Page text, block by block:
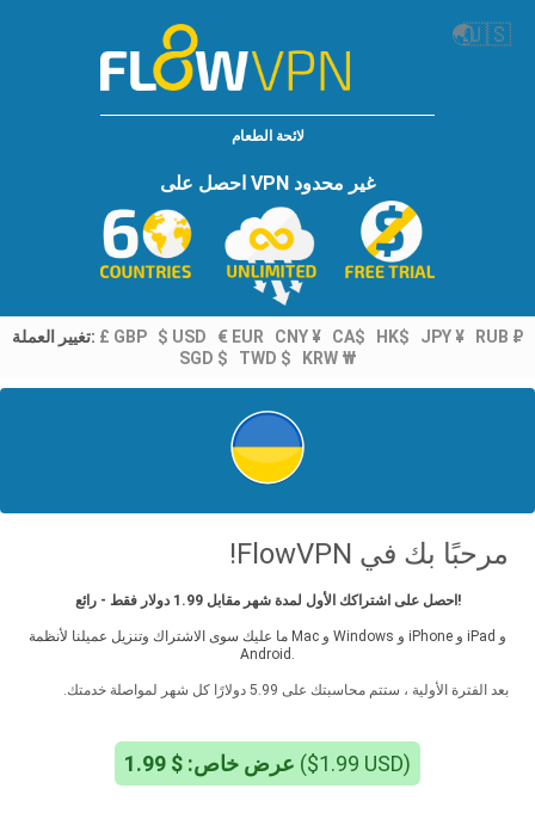
🌏🇺🇸
لائحة الطعام
احصل على VPN غير محدود
تغيير العملة: £ GBP $ USD € EUR CNY ¥ CA$ HK$ JPY ¥
RUB ₽
SGD $
TWD $ KRW ₩
مرحبًا بك في FlowVPN!
احصل على اشتراكك الأول لمدة شهر مقابل 1.99 دولار فقط - رائع!
ما عليك سوى الاشتراك وتنزيل عميلنا لأنظمة Mac و Windows و iPhone و iPad و
Android.
بعد الفترة الأولية ، ستتم محاسبتك على 5.99 دولارًا كل شهر لمواصلة خدمتك.
عرض خاص: $ 1.99 ($1.99 USD)